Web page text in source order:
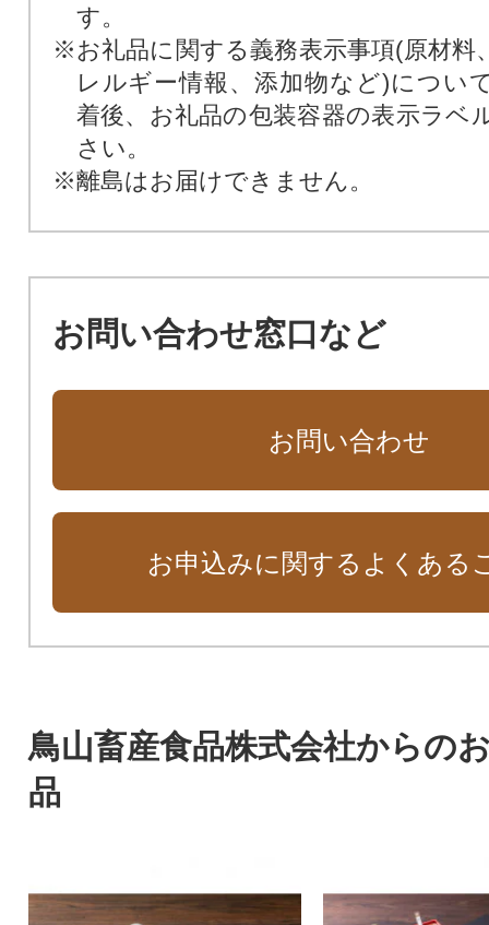
す。
※お礼品に関する義務表示事項(原材料
レルギー情報、添加物など)につい
着後、お礼品の包装容器の表示ラベ
さい。
※離島はお届けできません。
お問い合わせ窓口など
お問い合わせ
お申込みに関するよくある
鳥山畜産食品株式会社からの
品